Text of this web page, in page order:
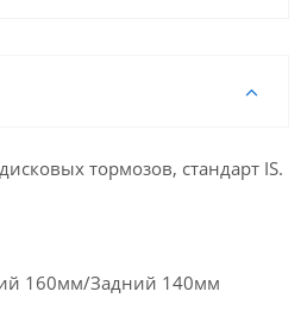
тормозов, стандарт IS.
160мм/Задний 140мм